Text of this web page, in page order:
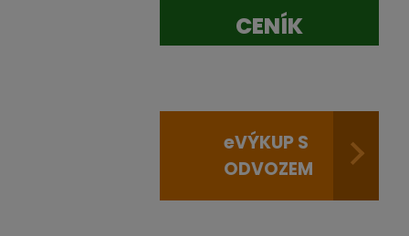
CENÍK
eVÝKUP S
ODVOZEM